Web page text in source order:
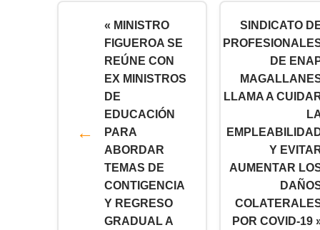
« MINISTRO
FIGUEROA SE
REÚNE CON
EX MINISTROS
DE
EDUCACIÓN
PARA
ABORDAR
TEMAS DE
CONTIGENCIA
Y REGRESO
GRADUAL A
SINDICATO
DE
LLAMA A
Y
AUMENTAR
POR COVID-19